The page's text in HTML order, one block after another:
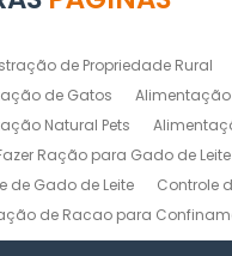
de Propriedade Rural
de Gatos
Natural Pets
Ração para Gado de Leite
de Gado de Leite
Controle
de Racao para
de Ração de Postura